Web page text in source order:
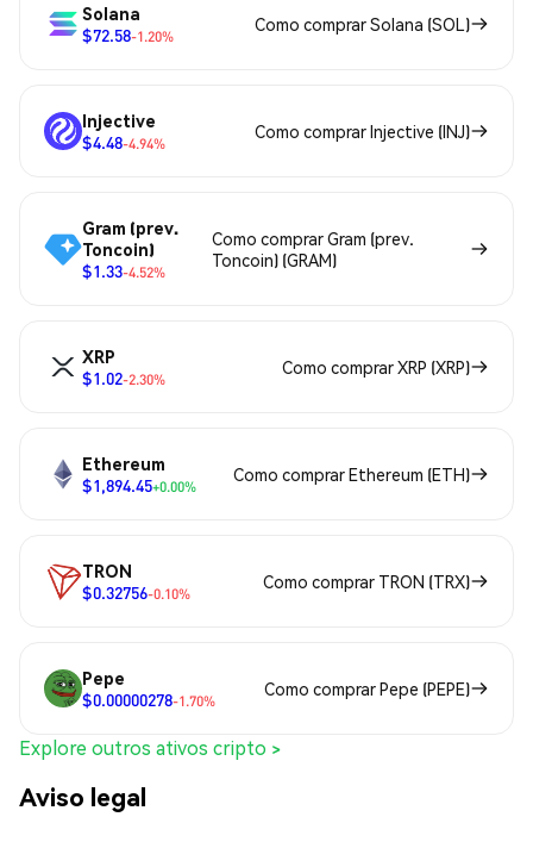
Solana
$72.58-1.20%
Como comprar Solana (SOL)
Injective
$4.48-4.94%
Como comprar Injective (INJ)
Gram (prev.
Toncoin)
$1.33-4.52%
Como comprar Gram (prev.
Toncoin) (GRAM)
XRP
$1.02-2.30%
Como comprar XRP (XRP)
Ethereum
$1,894.45+0.00%
Como comprar Ethereum (ETH)
TRON
$0.32756-0.10%
Como comprar TRON (TRX)
Pepe
$0.00000278-1.70%
Como comprar Pepe (PEPE)
Explore outros ativos cripto >
Aviso legal